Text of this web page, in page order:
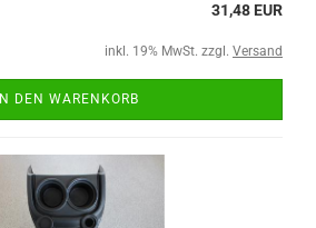
31,48 EUR
inkl. 19% MwSt. zzgl. Versand
IN DEN WARENKORB